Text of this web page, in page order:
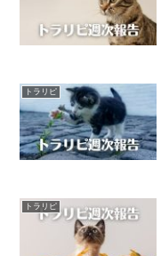
トラリピ
トラリピ